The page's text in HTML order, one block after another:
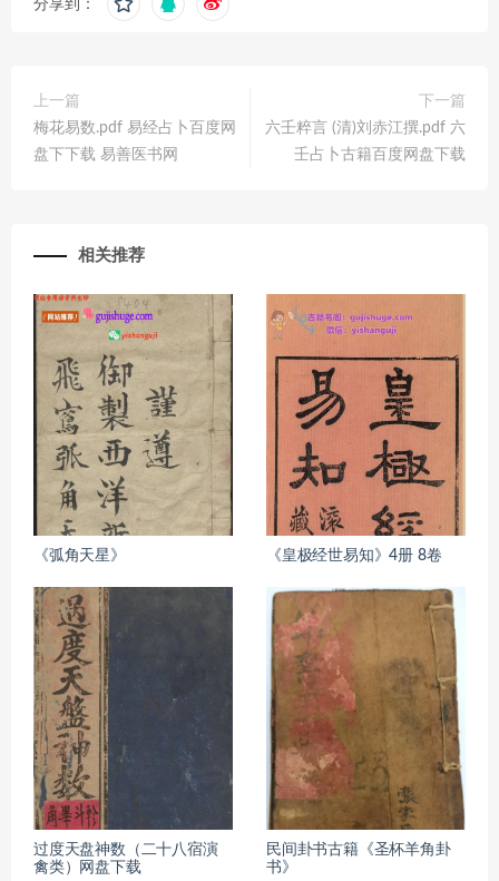
分享到：
上一篇
梅花易数.pdf 易经占卜百度网
盘下下载 易善医书网
下一篇
六壬粹言 (清)刘赤江撰.pdf 六
壬占卜古籍百度网盘下载
相关推荐
《弧角天星》 《皇极经世易知》4册 8卷
过度天盘神数（二十八宿演
禽类）网盘下载
民间卦书古籍《圣杯羊角卦
书》